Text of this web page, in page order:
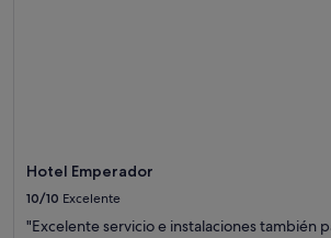
Hotel Emperador
10/10 Excelente
"Excelente servicio e instalaciones también